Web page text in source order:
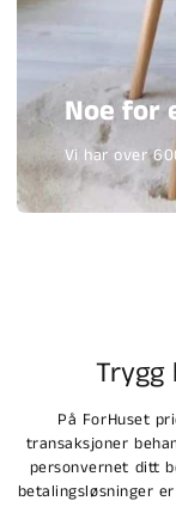
Noe for
Vi har over
Trygg
På ForHuset
transaksjoner
personvernet ditt
betalingsløsninger